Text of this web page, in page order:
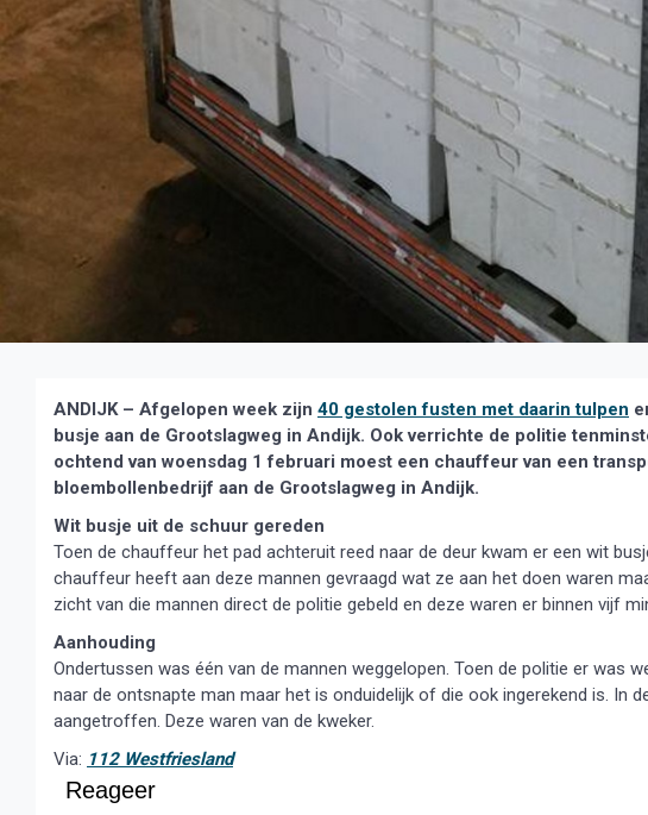
ANDIJK – Afgelopen week zijn 40 gestolen fusten met daarin tulpen
busje aan de Grootslagweg in Andijk. Ook verrichte de politie
ochtend van woensdag 1 februari moest een chauffeur van een
bloembollenbedrijf aan de Grootslagweg in Andijk.
Wit busje uit de schuur gereden
Toen de chauffeur het pad achteruit reed naar de deur kwam er een wit
chauffeur heeft aan deze mannen gevraagd wat ze aan het doen waren
zicht van die mannen direct de politie gebeld en deze waren er binnen vijf
Aanhouding
Ondertussen was één van de mannen weggelopen. Toen de politie er was
naar de ontsnapte man maar het is onduidelijk of die ook ingerekend is. In
aangetroffen. Deze waren van de kweker.
Via: 112 Westfriesland
Reageer